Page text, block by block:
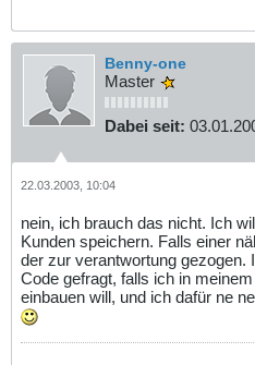
Benny-one
Master
Dabei seit:
22.03.2003, 10:04
nein, ich brauch das nicht. Ich
Kunden speichern. Falls einer
der zur verantwortung gezogen.
Code gefragt, falls ich in
einbauen will, und ich dafür ne